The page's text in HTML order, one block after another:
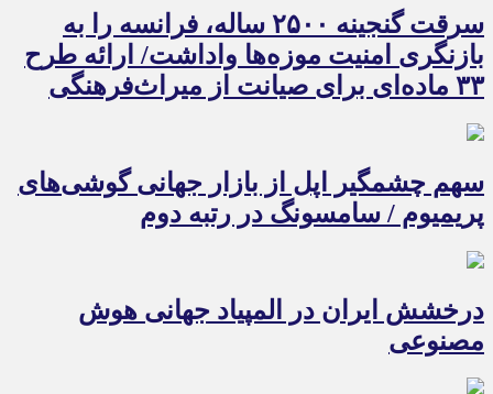
سرقت گنجینه ۲۵۰۰ ساله، فرانسه را به
بازنگری امنیت موزه‌ها واداشت/ ارائه طرح
۳۳ ماده‌ای برای صیانت از میراث‌فرهنگی
سهم چشمگیر اپل از بازار جهانی گوشی‌های
پریمیوم / سامسونگ در رتبه دوم
درخشش ایران در المپیاد جهانی هوش
مصنوعی